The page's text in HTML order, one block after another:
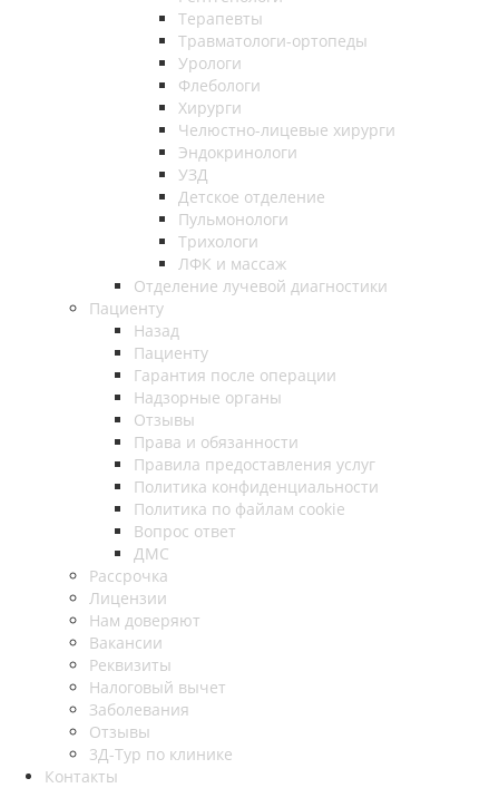
Терапевты
Травматологи-ортопеды
Урологи
Флебологи
Хирурги
Челюстно-лицевые хирурги
Эндокринологи
УЗД
Детское отделение
Пульмонологи
Трихологи
ЛФК и массаж
Отделение лучевой диагностики
Пациенту
Назад
Пациенту
Гарантия после операции
Надзорные органы
Отзывы
Права и обязанности
Правила предоставления услуг
Политика конфиденциальности
Политика по файлам cookie
Вопрос ответ
ДМС
Рассрочка
Лицензии
Нам доверяют
Вакансии
Реквизиты
Налоговый вычет
Заболевания
Отзывы
3Д-Тур по клинике
Контакты